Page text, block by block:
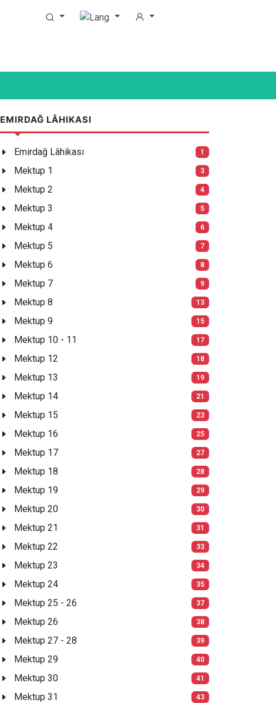
EMIRDAĞ LÂHIKASI
Emirdağ Lâhikası 1
Mektup 1 3
Mektup 2 4
Mektup 3 5
Mektup 4 6
Mektup 5 7
Mektup 6 8
Mektup 7 9
Mektup 8 13
Mektup 9 15
Mektup 10 - 11 17
Mektup 12 18
Mektup 13 19
Mektup 14 21
Mektup 15 23
Mektup 16 25
Mektup 17 27
Mektup 18 28
Mektup 19 29
Mektup 20 30
Mektup 21 31
Mektup 22 33
Mektup 23 34
Mektup 24 35
Mektup 25 - 26 37
Mektup 26 38
Mektup 27 - 28 39
Mektup 29 40
Mektup 30 41
Mektup 31 43